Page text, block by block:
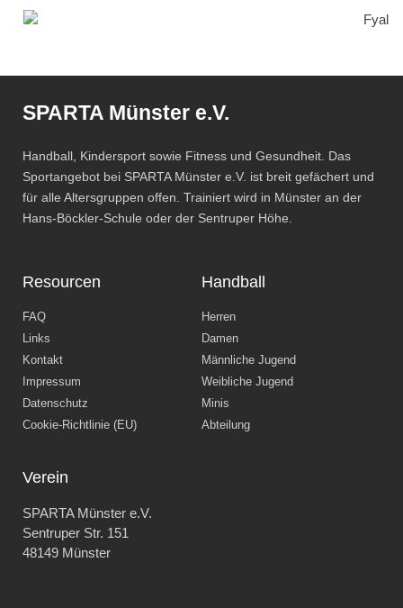
SPARTA Münster e.V.
Handball, Kindersport sowie Fitness und Gesundheit. Das
Sportangebot bei SPARTA Münster e.V. ist breit gefächert und
für alle Altersgruppen offen. Trainiert wird in Münster an der
Hans-Böckler-Schule oder der Sentruper Höhe.
Resourcen
FAQ
Links
Kontakt
Impressum
Datenschutz
Cookie-Richtlinie (EU)
Handball
Herren
Damen
Männliche Jugend
Weibliche Jugend
Minis
Abteilung
Verein
SPARTA Münster e.V.
Sentruper Str. 151
48149 Münster